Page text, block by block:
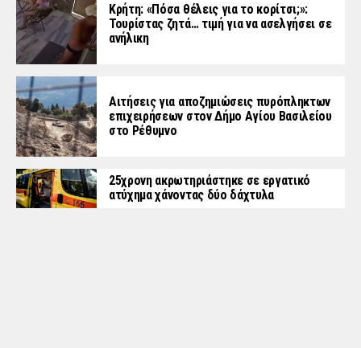
Κρήτη: «Πόσα θέλεις για το κορίτσι;»:
Τουρίστας ζητά… τιμή για να ασελγήσει σε
ανήλικη
Αιτήσεις για αποζημιώσεις πυρόπληκτων
επιχειρήσεων στον Δήμο Αγίου Βασιλείου
στο Ρέθυμνο
25χρονη ακρωτηριάστηκε σε εργατικό
ατύχημα χάνοντας δύο δάχτυλα